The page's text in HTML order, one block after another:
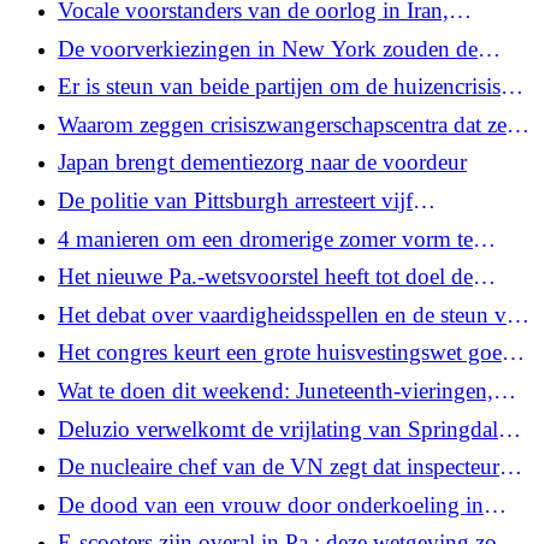
Vocale voorstanders van de oorlog in Iran,
Fetterman en McCormick zijn tot nu toe stil
gebleven over de vredesvoorwaarden
De voorverkiezingen in New York zouden de
toekomst voor de Democraten kunnen
voorspellen. Dit is wat je moet weten
Er is steun van beide partijen om de huizencrisis
van Pa aan te pakken. Zullen de inspanningen van
de wetgever een verschil maken?
Waarom zeggen crisiszwangerschapscentra dat ze
een buitenbaarmoederlijke zwangerschap kunnen
‘uitsluiten’?
Japan brengt dementiezorg naar de voordeur
De politie van Pittsburgh arresteert vijf
volwassenen en vier jongeren na gevechten op
Market Square
4 manieren om een ​​dromerige zomer vorm te
geven, volgens een geluksexpert
Het nieuwe Pa.-wetsvoorstel heeft tot doel de
dekking van preventieve zorg te beschermen tegen
federale veranderingen
Het debat over vaardigheidsspellen en de steun van
de GOP-groep vormen een dilemma voor de
Garrity-campagne
Het congres keurt een grote huisvestingswet goed.
En door Mamdani gesteunde kandidaten winnen
de voorverkiezingen in New York
Wat te doen dit weekend: Juneteenth-vieringen,
een Carole King-musical of een Johnny
Appleseed-verhaal
Deluzio verwelkomt de vrijlating van Springdale
ICE-gedetineerde, zegt dat verzet tegen Trump 'niet
genoeg' is voor Democraten
De nucleaire chef van de VN zegt dat inspecteurs
Iran zullen bezoeken, maar Iran zegt dit pas na een
definitief akkoord
De dood van een vrouw door onderkoeling in
Pittsburgh na haar vrijlating uit ICE-hechtenis